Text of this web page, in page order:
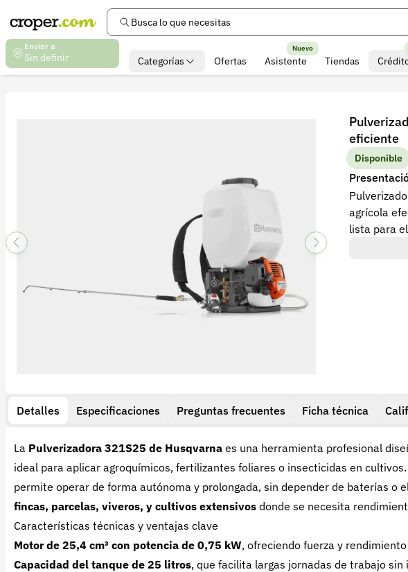
Busca lo que necesitas
Enviar a
Sin definir Categorías Ofertas Asistente
Nuevo
Tiendas
eficiente
Disponible
agrícola
lista para
Detalles Especificaciones Preguntas frecuentes Ficha técnica
La Pulverizadora 321S25 de Husqvarna es una herramienta profesional
ideal para aplicar agroquímicos, fertilizantes foliares o insecticidas en
permite operar de forma autónoma y prolongada, sin depender de baterías o
fincas, parcelas, viveros, y cultivos extensivos donde se necesita
Características técnicas y ventajas clave
Motor de 25,4 cm³ con potencia de 0,75 kW, ofreciendo fuerza y
Capacidad del tanque de 25 litros, que facilita largas jornadas de trabajo